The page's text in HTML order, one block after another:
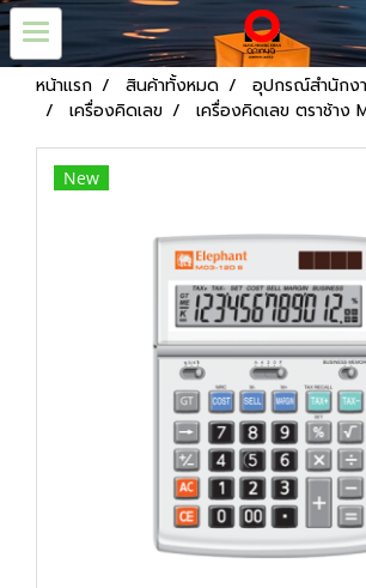
หน้าแรก สินค้าทั้งหมด
อุปกรณ์สำนักง
เครื่องคิดเลข
เครื่องคิดเลข ตราช้าง
New